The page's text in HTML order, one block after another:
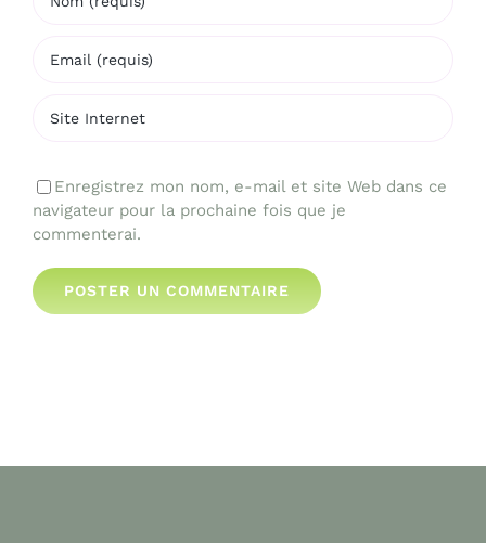
Enregistrez mon nom, e-mail et site Web dans ce
navigateur pour la prochaine fois que je
commenterai.